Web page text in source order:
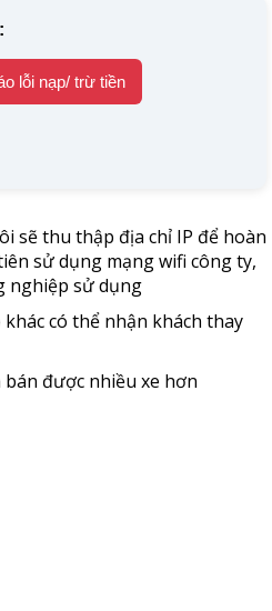
lỗi nạp/ trừ tiền
sẽ thu thập địa chỉ IP để hoàn
sử dụng mạng wifi công ty,
nghiệp sử dụng
có thể nhận khách thay
được nhiều xe hơn